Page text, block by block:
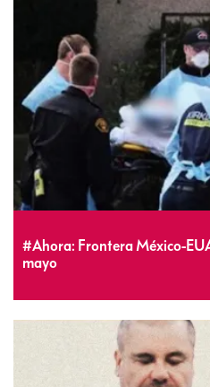
#Ahora: Frontera México-
mayo